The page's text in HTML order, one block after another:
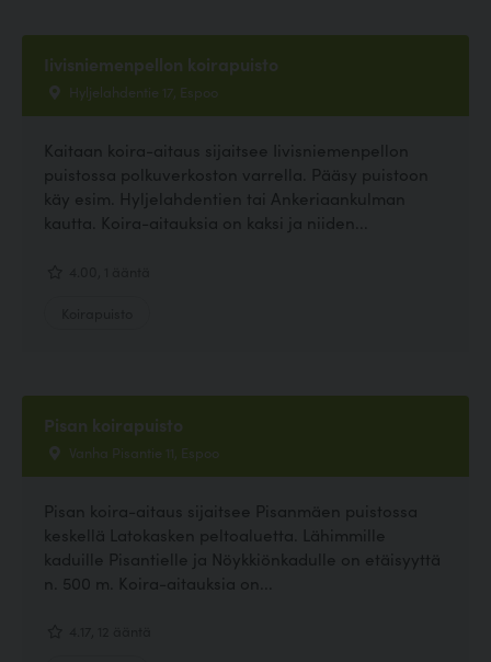
Iivisniemenpellon koirapuisto
Hyljelahdentie 17, Espoo
Kaitaan koira-aitaus sijaitsee Iivisniemenpellon
puistossa polkuverkoston varrella. Pääsy puistoon
käy esim. Hyljelahdentien tai Ankeriaankulman
kautta. Koira-aitauksia on kaksi ja niiden...
Pisan koirapuisto
Vanha Pisantie 11, Espoo
Pisan koira-aitaus sijaitsee Pisanmäen puistossa
keskellä Latokasken peltoaluetta. Lähimmille
kaduille Pisantielle ja Nöykkiönkadulle on etäisyyttä
n. 500 m. Koira-aitauksia on...